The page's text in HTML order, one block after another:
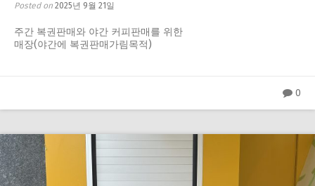
Posted on 2025년 9월 21일
주간 복권판매와 야간 커피판매를 위한
매장(야간에 복권판매가림목적)
0